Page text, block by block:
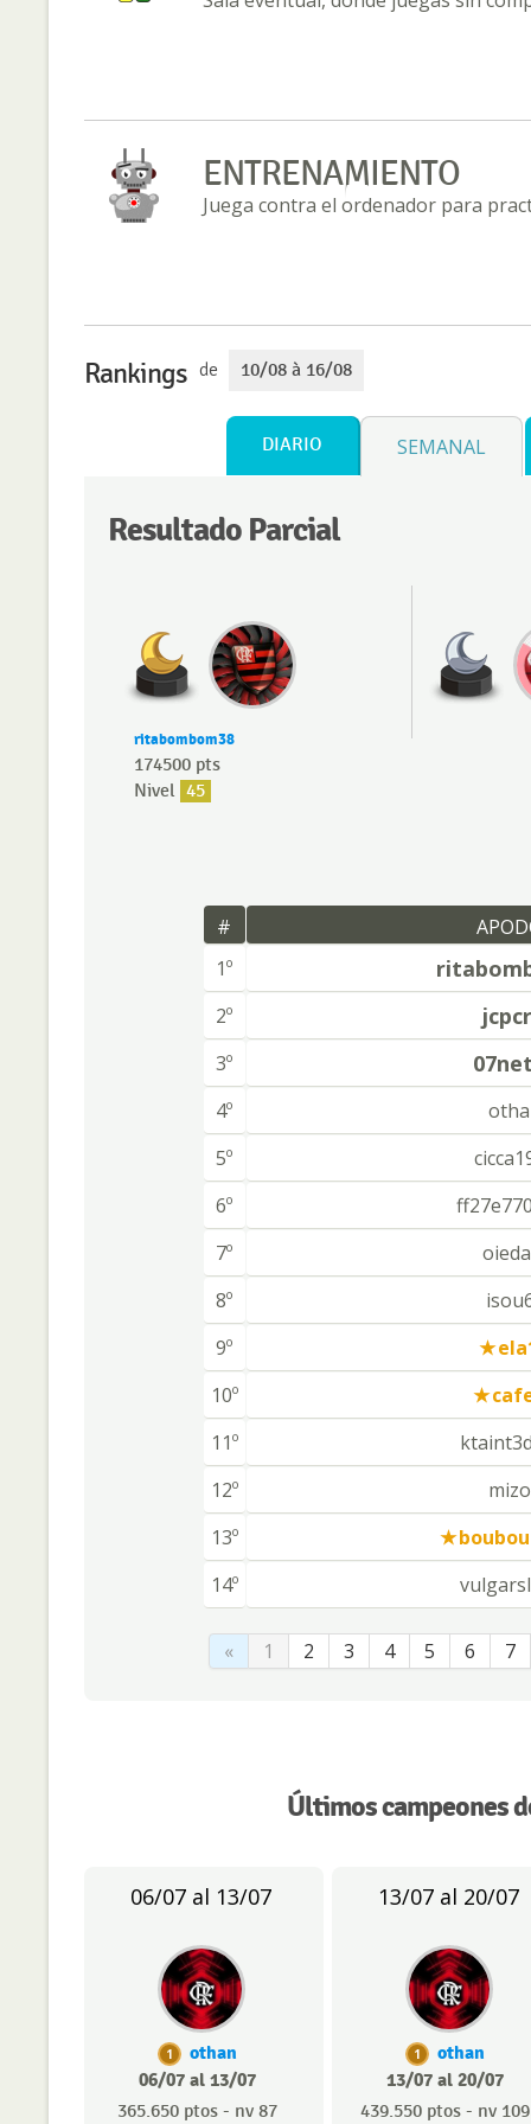
ENTRENAMIENTO
Juega contra el ordenador para
Rankings de 10/08 à 16/08
DIARIO SEMANAL
Resultado Parcial
ritabombom38
174500 pts
Nivel 45
#
1º
2º
3º
4º
5º
6º
7º
8º
9º
10º
11º
12º
13º
14º
« 1 2 3 4 5 6 7
Últimos campeones
06/07 al 13/07
1
othan
06/07 al 13/07
365.650 ptos - nv 87
13/07 al 20/07
1
othan
13/07 al 20/07
439.550 ptos - nv 109